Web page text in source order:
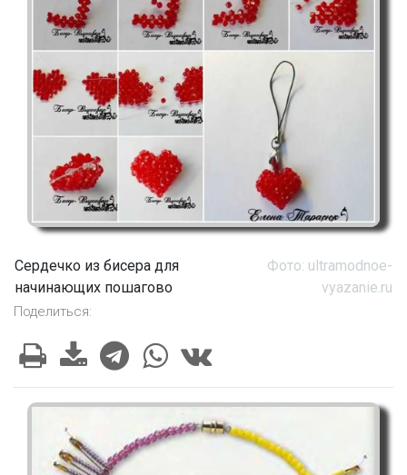
Сердечко из бисера для
начинающих пошагово
Фото: ultramodnoe-
vyazanie.ru
Поделиться: